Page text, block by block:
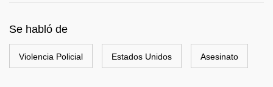
Se habló de
Violencia Policial Estados Unidos Asesinato